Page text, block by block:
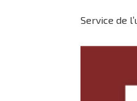
Service de